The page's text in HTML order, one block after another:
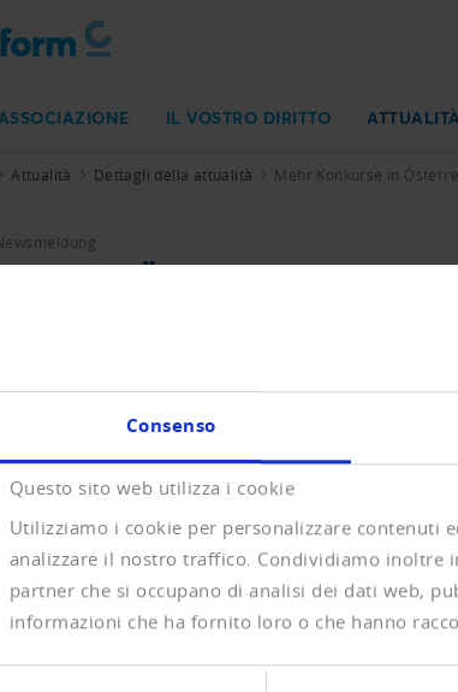
Consenso
Questo sito web utilizza i cookie
Utilizziamo i cookie per personalizzare contenuti
analizzare il nostro traffico. Condividiamo
partner che si occupano di analisi dei dati web,
informazioni che ha fornito loro o che hanno
IL VOSTRO DIRITTO ATTUALITÀ
Attualità Dettagli della attualità Mehr Konkurse in
in Österreich
von Creditreform Österreich weist für
und ein Minus von 0.9 Prozent bei
Dienstleistungen und im Kredit- und
Betroffen sind rund 20'000